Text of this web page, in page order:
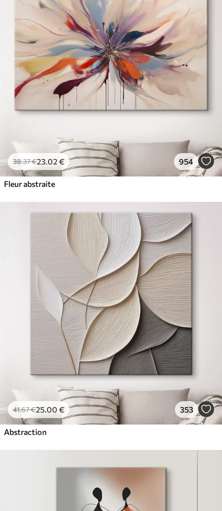
38.37€23.02 € 954
Fleur abstraite
41.67€25.00 € 353
Abstraction